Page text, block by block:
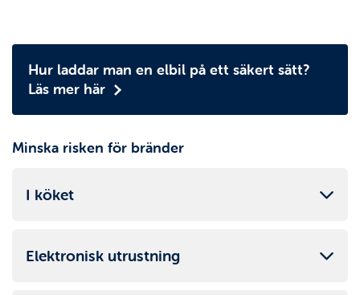
Hur laddar man en elbil på ett säkert sätt?
Läs mer här
Minska risken för bränder
I köket
Elektronisk utrustning